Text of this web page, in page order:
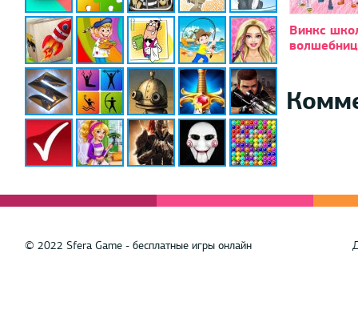
Винкс
волшебниц
© 2022 Sfera Game - бесплатные игры онлайн